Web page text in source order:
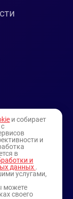
и собирает
и
в
и
данных .
услугами,
можете
своего